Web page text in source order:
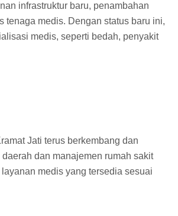
infrastruktur baru, penambahan
tenaga medis. Dengan status baru ini,
medis, seperti bedah, penyakit
Jati terus berkembang dan
dan manajemen rumah sakit
medis yang tersedia sesuai